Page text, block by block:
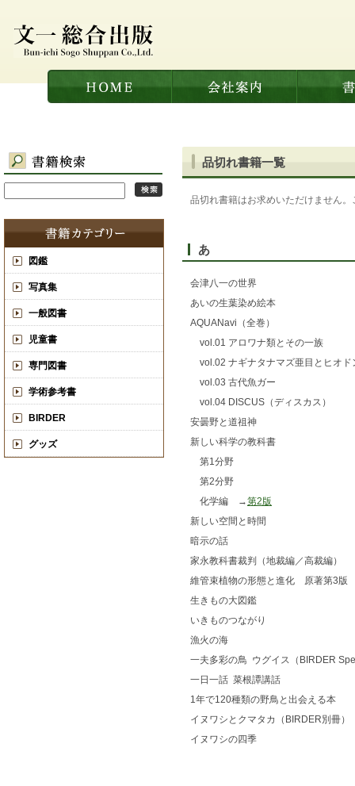
図鑑
写真集
一般図書
児童書
専門図書
学術参考書
BIRDER
グッズ
品切れ書籍一覧
品切れ書籍はお求めいただけません
あ
会津八一の世界
あいの生葉染め絵本
AQUANavi（全巻）
vol.01 アロワナ類とその一族
vol.02 ナギナタナマズ亜目とヒオド
vol.03 古代魚ガー
vol.04 DISCUS（ディスカス）
安曇野と道祖神
新しい科学の教科書
第1分野
第2分野
化学編 →第2版
新しい空間と時間
暗示の話
家永教科書裁判（地裁編／高裁編）
維管束植物の形態と進化 原著第3版
生きもの大図鑑
いきものつながり
漁火の海
一夫多彩の鳥 ウグイス（BIRDER
一日一話 菜根譚講話
1年で120種類の野鳥と出会える本
イヌワシとクマタカ（BIRDER別冊）
イヌワシの四季